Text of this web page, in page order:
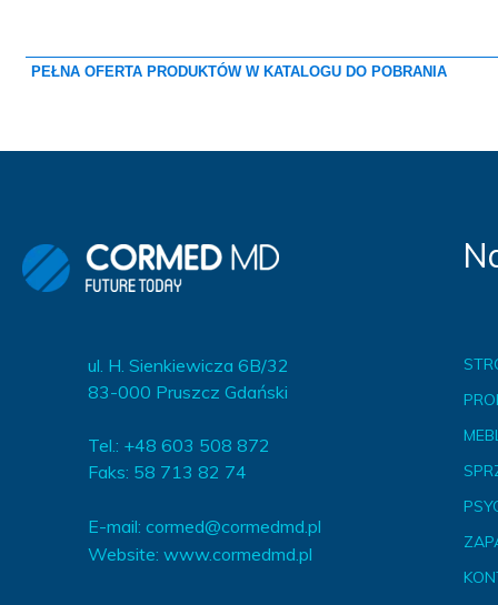
PEŁNA OFERTA PRODUKTÓW W KATALOGU DO POBRANIA
ul. H. Sienkiewicza 6B/32
83-000 Pruszcz Gdański
Tel.: +48 603 508 872
Faks: 58 713 82 74
E-mail: cormed@cormedmd.pl
Website: www.cormedmd.pl